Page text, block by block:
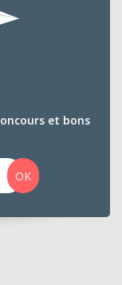
et bons
OK